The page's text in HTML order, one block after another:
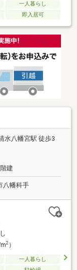
一人暮らし
即入居可
水八幡宮駅 徒歩3
建
八幡科手
2）
一人暮らし